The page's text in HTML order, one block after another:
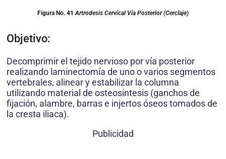
Figura No. 41 Artrodesis Cervical Vía Posterior (Cerclaje)
Objetivo:
Decomprimir el tejido nervioso por vía posterior
realizando laminectomía de uno o varios segmentos
vertebrales, alinear y estabilizar la columna
utilizando material de osteosintesis (ganchos de
fijación, alambre, barras e injertos óseos tomados de
la cresta iliaca).
Publicidad